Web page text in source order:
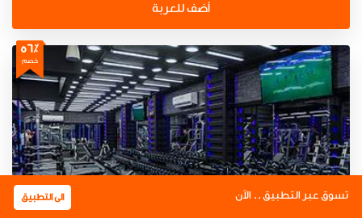
أضف للعربة
56٪
خصم
تسوق عبر التطبيق .. الآن الى التطبيق